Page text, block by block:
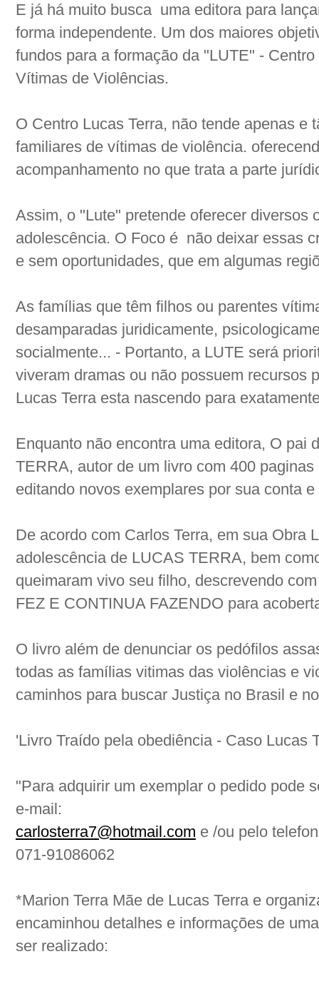
E já há muito busca uma editora para
forma independente. Um dos maiores
fundos para a formação da "LUTE" -
Vítimas de Violências.
O Centro Lucas Terra, não tende apenas e
familiares de vítimas de violência.
acompanhamento no que trata a parte
Assim, o "Lute" pretende oferecer diversos
adolescência. O Foco é não deixar essas
e sem oportunidades, que em algumas
As famílias que têm filhos ou parentes
desamparadas juridicamente,
socialmente... - Portanto, a LUTE será
viveram dramas ou não possuem recursos
Lucas Terra esta nascendo para
Enquanto não encontra uma editora, O pai
TERRA, autor de um livro com 400
editando novos exemplares por sua conta
De acordo com Carlos Terra, em sua Obra
adolescência de LUCAS TERRA, bem
queimaram vivo seu filho, descrevendo
FEZ E CONTINUA FAZENDO para
O livro além de denunciar os pedófilos
todas as famílias vitimas das violências e
caminhos para buscar Justiça no Brasil e
'Livro Traído pela obediência - Caso Lucas
"Para adquirir um exemplar o pedido pode
e-mail:
carlosterra7@hotmail.com e /ou pelo
071-91086062
*Marion Terra Mãe de Lucas Terra e
encaminhou detalhes e informações de
ser realizado: